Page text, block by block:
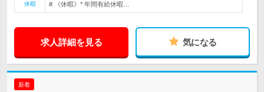
休暇
# 《休暇》* 年間有給休暇…
求人詳細を見る 気になる
新着